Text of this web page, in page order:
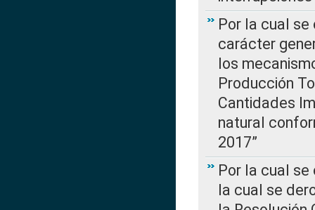
Por la cual
carácter
los
Producción
Cantidades
natural
2017”
Por la cual
la cual se